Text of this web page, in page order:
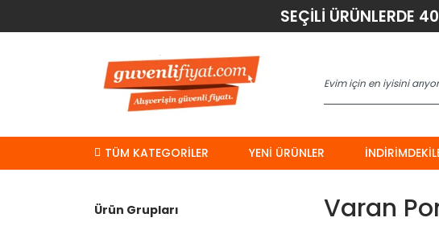
SEÇİLİ ÜRÜNLERDE
TÜM KATEGORİLER YENI ÜRÜNLER
Ürün Grupları Varan